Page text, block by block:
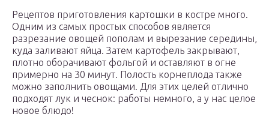
Рецептов приготовления картошки в костре много.
Одним из самых простых способов является
разрезание овощей пополам и вырезание середины,
куда заливают яйца. Затем картофель закрывают,
плотно оборачивают фольгой и оставляют в огне
примерно на 30 минут. Полость корнеплода также
можно заполнить овощами. Для этих целей отлично
подходят лук и чеснок: работы немного, а у нас целое
новое блюдо!